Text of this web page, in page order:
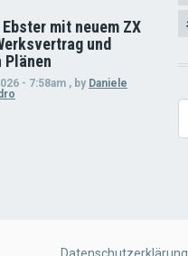
mit neuem ZX
und
Plänen
- 7:58am , by Daniele
FOOTER